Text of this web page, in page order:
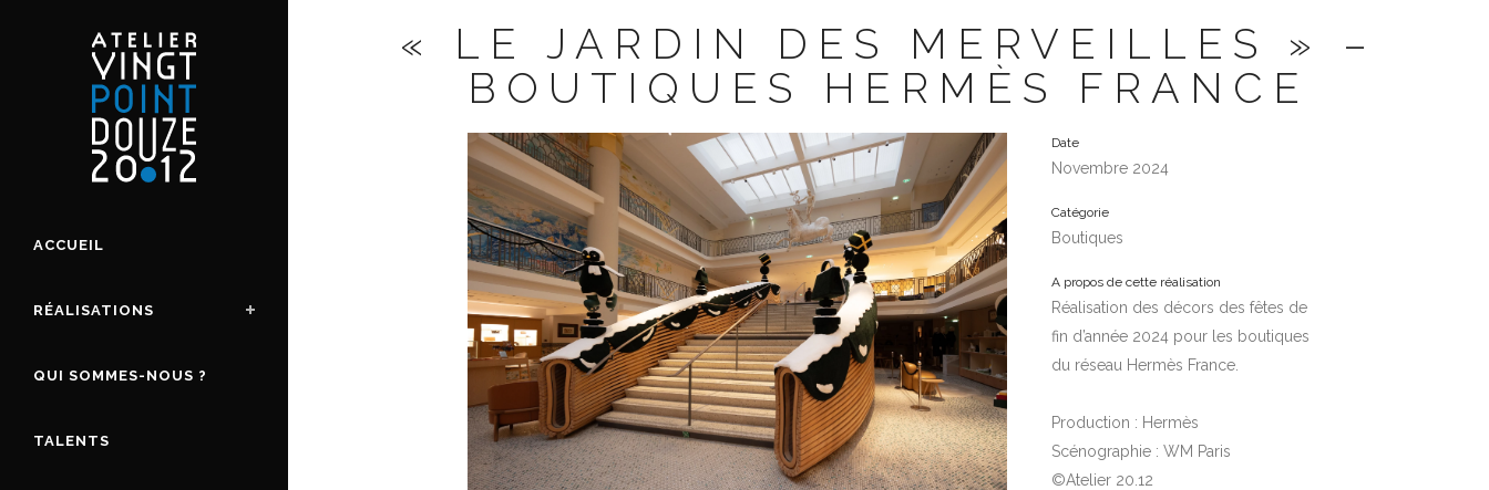
ACCUEIL
RÉALISATIONS
QUI SOMMES-NOUS ?
TALENTS
« LE JARDIN DES MERVEILLES » –
BOUTIQUES HERMÈS FRANCE
Date
Novembre 2024
Catégorie
Boutiques
A propos de cette réalisation
Réalisation des décors des fêtes de
fin d’année 2024 pour les boutiques
du réseau Hermès France.
Production : Hermès
Scénographie : WM Paris
©Atelier 20.12